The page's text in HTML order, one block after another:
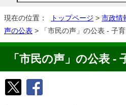
現在の位置： トップページ > 市政情
声の公表 > 「市民の声」の公表 - 子
「市民の声」の公表 -